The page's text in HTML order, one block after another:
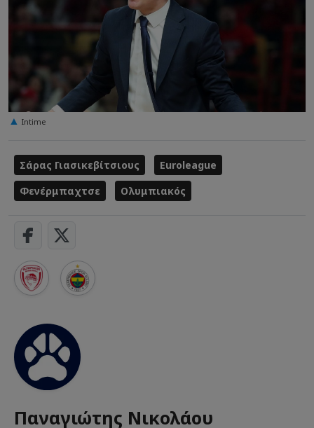
Intime
Σάρας Γιασικεβίτσιους
Euroleague
Φενέρμπαχτσε
Ολυμπιακός
Παναγιώτης Νικολάου